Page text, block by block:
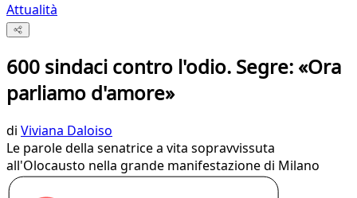
Attualità
600 sindaci contro l'odio. Segre: «Ora
parliamo d'amore»
di Viviana Daloiso
Le parole della senatrice a vita sopravvissuta
all'Olocausto nella grande manifestazione di Milano